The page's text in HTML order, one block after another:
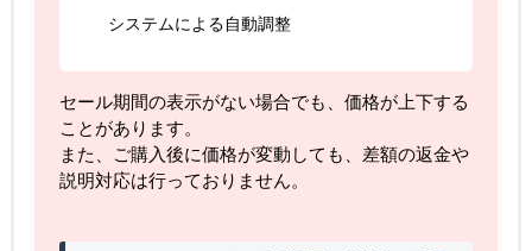
システムによる自動調整
セール期間の表示がない場合でも、価格が上下する
ことがあります。
また、ご購入後に価格が変動しても、差額の返金や
説明対応は行っておりません。